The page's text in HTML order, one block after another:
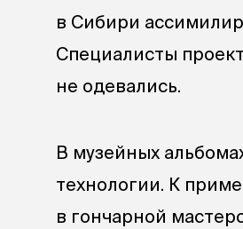
в Сибири
Специалисты
не одевались.
В музейных
технологии. К
в гончарной